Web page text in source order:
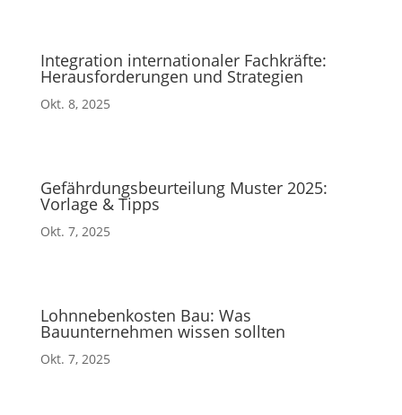
Integration internationaler Fachkräfte:
Herausforderungen und Strategien
Okt. 8, 2025
Gefährdungsbeurteilung Muster 2025:
Vorlage & Tipps
Okt. 7, 2025
Lohnnebenkosten Bau: Was
Bauunternehmen wissen sollten
Okt. 7, 2025